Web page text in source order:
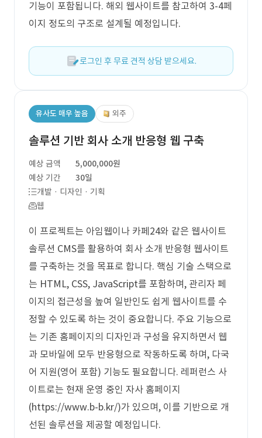
기능이 포함됩니다. 해외 웹사이트를 참고하여 3-4페
이지 정도의 구조로 설계될 예정입니다.
로그인 후 무료 견적 상담 받으세요.
유사도 매우 높음 외주
솔루션 기반 회사 소개 반응형 웹 구축
예상 금액
5,000,000원
예상 기간
30일
개발 · 디자인 · 기획
웹
이 프로젝트는 아임웹이나 카페24와 같은 웹사이트
솔루션 CMS를 활용하여 회사 소개 반응형 웹사이트
를 구축하는 것을 목표로 합니다. 핵심 기술 스택으로
는 HTML, CSS, JavaScript를 포함하며, 관리자 페
이지의 접근성을 높여 일반인도 쉽게 웹사이트를 수
정할 수 있도록 하는 것이 중요합니다. 주요 기능으로
는 기존 홈페이지의 디자인과 구성을 유지하면서 웹
과 모바일에 모두 반응형으로 작동하도록 하며, 다국
어 지원(영어 포함) 기능도 필요합니다. 레퍼런스 사
이트로는 현재 운영 중인 자사 홈페이지
(https://www.b-b.kr/)가 있으며, 이를 기반으로 개
선된 솔루션을 제공할 예정입니다.